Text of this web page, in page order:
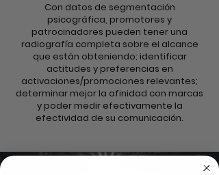
Con datos de segmentación
psicográfica, promotores y
patrocinadores pueden tener una
radiografía completa sobre el alcance
que están obteniendo; identificar
actitudes y preferencias en
activaciones/promociones relevantes;
determinar mejor la afinidad con marcas
y poder medir efectivamente la
efectividad de su comunicación.